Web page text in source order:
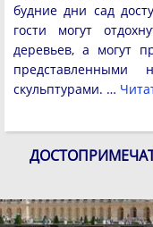
будние дни сад
гости могут
деревьев, а могут
скульптурами. …